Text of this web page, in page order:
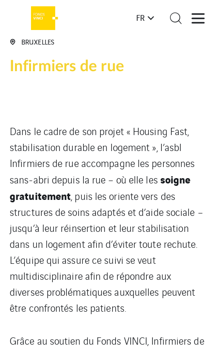
FR
BRUXELLES
Infirmiers de rue
Dans le cadre de son projet « Housing Fast,
stabilisation durable en logement », l’asbl
Infirmiers de rue accompagne les personnes
sans-abri depuis la rue – où elle les soigne
gratuitement, puis les oriente vers des
structures de soins adaptés et d’aide sociale –
jusqu’à leur réinsertion et leur stabilisation
dans un logement afin d’éviter toute rechute.
L’équipe qui assure ce suivi se veut
multidisciplinaire afin de répondre aux
diverses problématiques auxquelles peuvent
être confrontés les patients.
Grâce au soutien du Fonds VINCI, Infirmiers de